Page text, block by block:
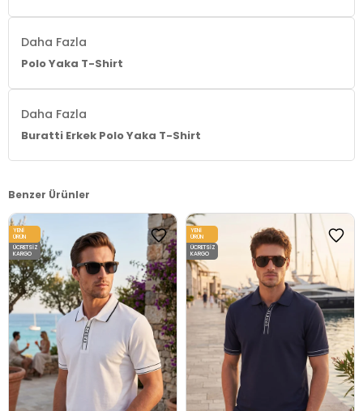
Daha Fazla
Polo Yaka T-Shirt
Daha Fazla
Buratti Erkek Polo Yaka T-Shirt
Benzer Ürünler
YENI
ÜRÜN
ÜCRETSIZ
KARGO
YENI
ÜRÜN
ÜCRETSIZ
KARGO